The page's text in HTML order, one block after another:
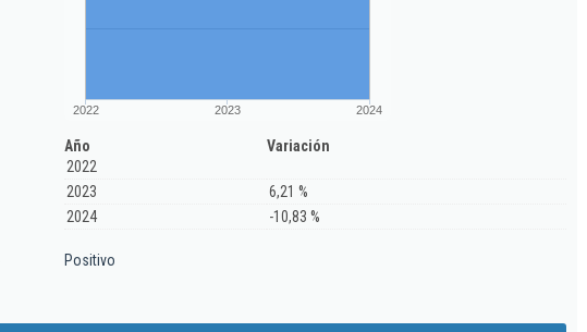
2022 2023 2024
Año
Variación
2022
2023
6,21 %
2024
-10,83 %
Positivo